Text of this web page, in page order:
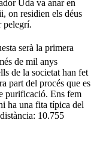
Uda va anar en
on residien els déus
pelegrí.
serà la primera
de mil anys
de la societat han fet
part del procés que es
purificació. Ens fem
ha una fita típica del
10.755